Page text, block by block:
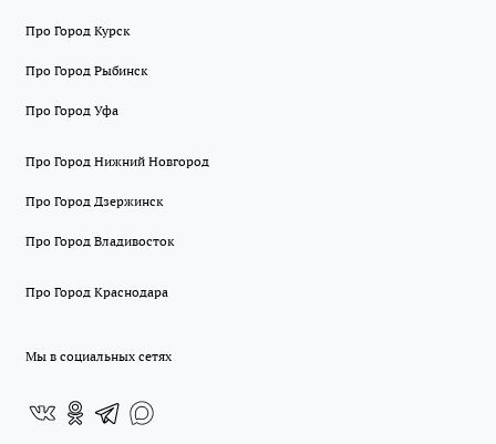
Про Город Курск
Про Город Рыбинск
Про Город Уфа
Про Город Нижний Новгород
Про Город Дзержинск
Про Город Владивосток
Про Город Краснодара
Мы в социальных сетях